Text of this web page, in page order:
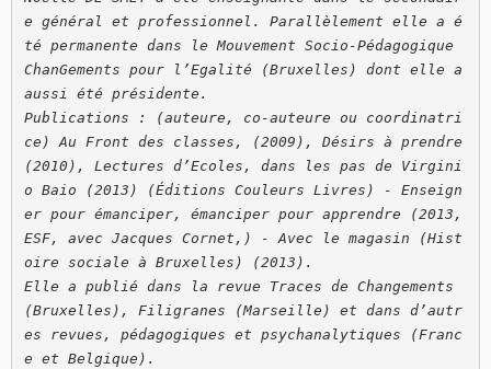
e général et professionnel. Parallèlement elle a é
té permanente dans le Mouvement Socio-Pédagogique
ChanGements pour l’Egalité (Bruxelles) dont elle a
aussi été présidente.
Publications : (auteure, co-auteure ou coordinatri
ce) Au Front des classes, (2009), Désirs à prendre
(2010), Lectures d’Ecoles, dans les pas de Virgini
o Baio (2013) (Éditions Couleurs Livres) - Enseign
er pour émanciper, émanciper pour apprendre (2013,
ESF, avec Jacques Cornet,) - Avec le magasin (Hist
oire sociale à Bruxelles) (2013).
Elle a publié dans la revue Traces de Changements
(Bruxelles), Filigranes (Marseille) et dans d’autr
es revues, pédagogiques et psychanalytiques (Franc
e et Belgique).